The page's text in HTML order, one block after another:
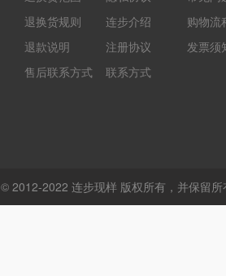
退换货规则
退款说明
售后联系方式
连步介绍
注册协议
联系方式
购物流
发票须
© 2012-2022 连步现样 版权所有，并保留